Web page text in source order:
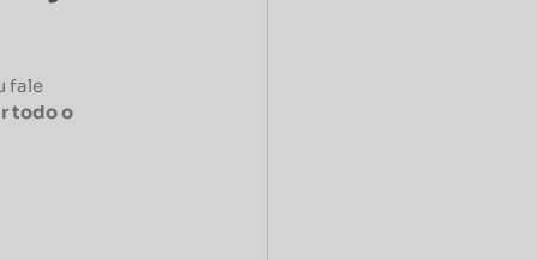
fale
todo o